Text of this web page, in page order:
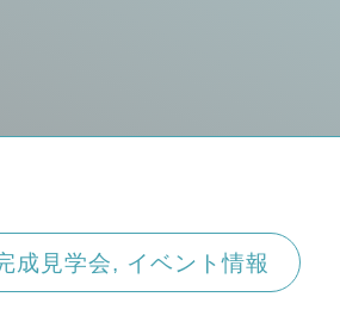
成見学会, イベント情報